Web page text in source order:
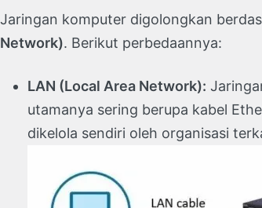
Jaringan komputer digolongkan
Network). Berikut perbedaannya:
LAN (Local Area Network):
utamanya sering berupa kabel
dikelola sendiri oleh organisasi